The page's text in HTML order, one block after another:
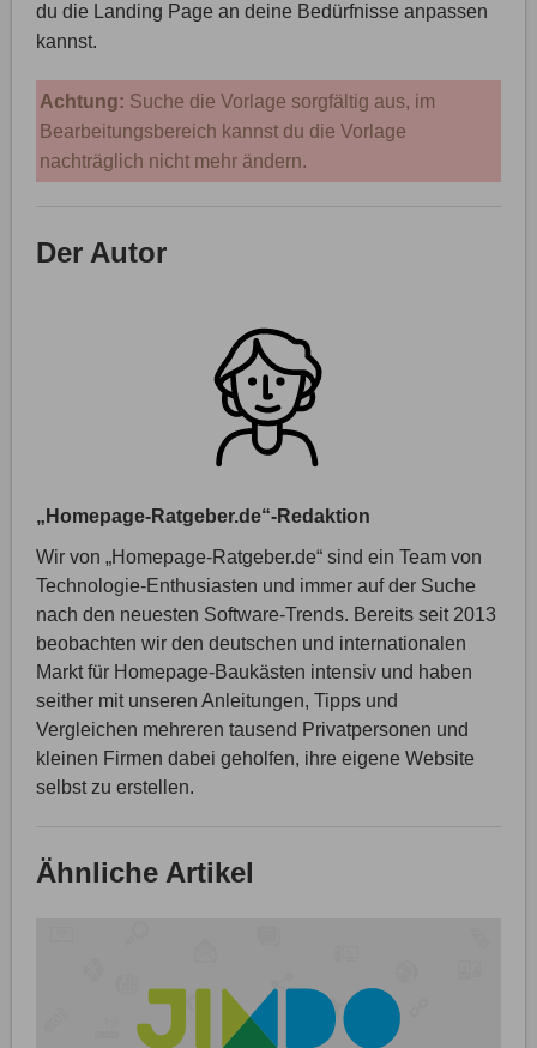
du die Landing Page an deine Bedürfnisse anpassen
kannst.
Achtung: Suche die Vorlage sorgfältig aus, im
Bearbeitungsbereich kannst du die Vorlage
nachträglich nicht mehr ändern.
Der Autor
„Homepage-Ratgeber.de“-Redaktion
Wir von „Homepage-Ratgeber.de“ sind ein Team von
Technologie-Enthusiasten und immer auf der Suche
nach den neuesten Software-Trends. Bereits seit 2013
beobachten wir den deutschen und internationalen
Markt für Homepage-Baukästen intensiv und haben
seither mit unseren Anleitungen, Tipps und
Vergleichen mehreren tausend Privatpersonen und
kleinen Firmen dabei geholfen, ihre eigene Website
selbst zu erstellen.
Ähnliche Artikel